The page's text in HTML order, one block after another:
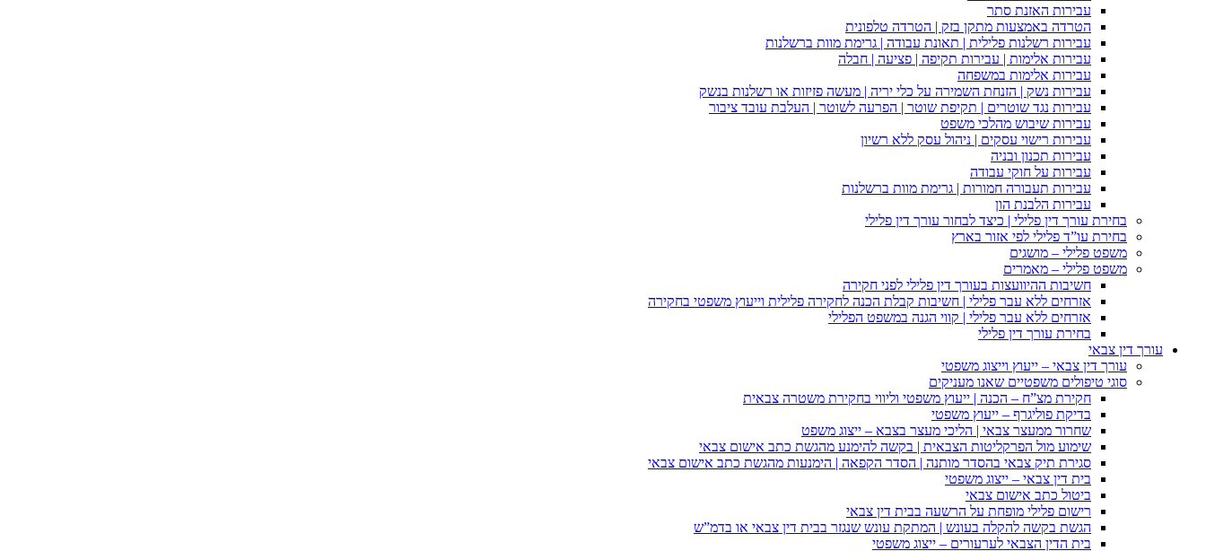
עבירות האזנת סתר
הטרדה באמצעות מתקן בזק | הטרדה טלפונית
עבירות רשלנות פלילית | תאונת עבודה | גרימת מוות ברשלנות
עבירות אלימות | עבירות תקיפה | פציעה | חבלה
עבירות אלימות במשפחה
עבירות נשק | הזנחת השמירה על כלי יריה | מעשה פזיזות או רשלנות בנשק
עבירות נגד שוטרים | תקיפת שוטר | הפרעה לשוטר | העלבת עובד ציבור
עבירות שיבוש מהלכי משפט
עבירות רישוי עסקים | ניהול עסק ללא רשיון
עבירות תכנון ובניה
עבירות על חוקי עבודה
עבירות תעבורה חמורות | גרימת מוות ברשלנות
עבירות הלבנת הון
בחירת עורך דין פלילי | כיצד לבחור עורך דין פלילי
בחירת עו”ד פלילי לפי אזור בארץ
משפט פלילי – מושגים
משפט פלילי – מאמרים
חשיבות ההיוועצות בעורך דין פלילי לפני חקירה
אזרחים ללא עבר פלילי | חשיבות קבלת הכנה לחקירה פלילית וייעוץ משפטי בחקירה
אזרחים ללא עבר פלילי | קווי הגנה במשפט הפלילי
בחירת עורך דין פלילי
עורך דין צבאי
עורך דין צבאי – ייעוץ וייצוג משפטי
סוגי טיפולים משפטיים שאנו מעניקים
חקירת מצ”ח – הכנה | ייעוץ משפטי וליווי בחקירת משטרה צבאית
בדיקת פוליגרף – ייעוץ משפטי
שחרור ממעצר צבאי | הליכי מעצר בצבא – ייצוג משפט
שימוע מול הפרקליטות הצבאית | בקשה להימנע מהגשת כתב אישום צבאי
סגירת תיק צבאי בהסדר מותנה | הסדר הקפאה | הימנעות מהגשת כתב אישום צבאי
בית דין צבאי – ייצוג משפטי
ביטול כתב אישום צבאי
רישום פלילי מופחת על הרשעה בבית דין צבאי
הגשת בקשה להקלה בעונש | המתקת עונש שנגזר בבית דין צבאי או בדמ”ש
בית הדין הצבאי לערעורים – ייצוג משפטי